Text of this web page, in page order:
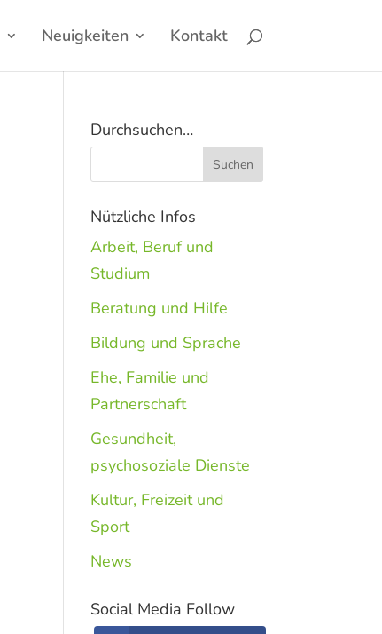
Neuigkeiten Kontakt
Durchsuchen…
Nützliche Infos
Arbeit, Beruf und
Studium
Beratung und Hilfe
Bildung und Sprache
Ehe, Familie und
Partnerschaft
Gesundheit,
psychosoziale Dienste
Kultur, Freizeit und
Sport
News
Social Media Follow